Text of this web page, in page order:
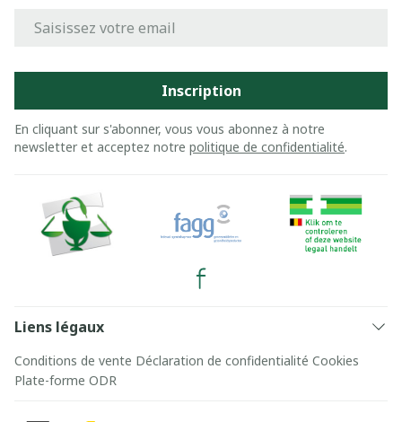
Inscription
En cliquant sur s'abonner, vous vous abonnez à notre
newsletter et acceptez notre politique de confidentialité.
Liens légaux
Conditions de vente Déclaration de confidentialité Cookies
Plate-forme ODR